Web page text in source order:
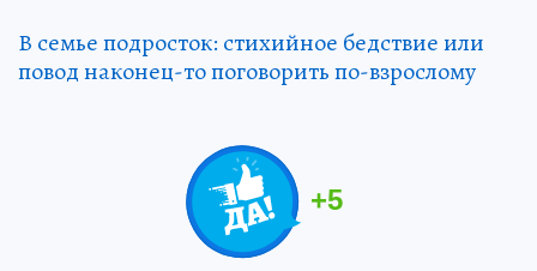
В семье подросток: стихийное бедствие или
повод наконец-то поговорить по-взрослому
+5